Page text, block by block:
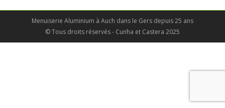
Menuiserie Aluminium à Auch dans le Gers depuis 25 ans
© Tous droits réservés - Cunha et Castera 2025